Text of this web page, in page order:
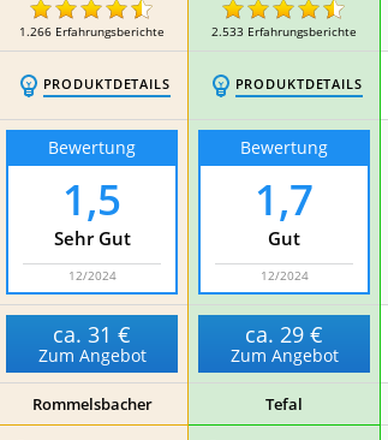
1.266 Erfahrungsberichte 2.533 Erfahrungsberichte
PRODUKTDETAILS PRODUKTDETAILS
Bewertung
1,5
Sehr Gut
12/2024
Bewertung
1,7
Gut
12/2024
ca.31 €
Zum Angebot
ca.29 €
Zum Angebot
Rommelsbacher Tefal